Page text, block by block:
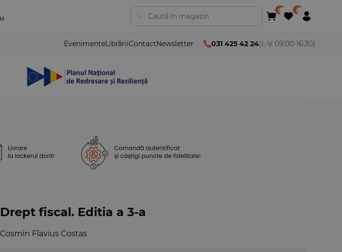
EvenimenteLibrăriiContactNewsletter 031 425 42 24(L-V 09:00-16:30)
Drept fiscal. Editia a 3-a
Cosmin Flavius Costas